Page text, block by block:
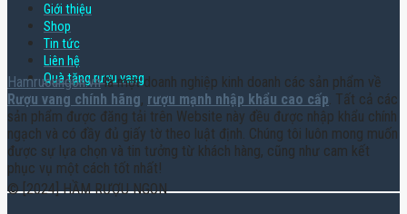
Giới thiệu
Shop
Tin tức
Liên hệ
Quà tặng rượu vang
Hamruoungon.vnlà một doanh nghiệp kinh doanh các sản phẩm về
Rượu vang chính hãng, rượu mạnh nhập khẩu cao cấp. Tất cả các
sản phẩm được đăng tải trên Website này đều được nhập khẩu chính
ngạch và có đầy đủ giấy tờ theo luật định. Chúng tôi luôn mong muốn
được sự lựa chọn và tin tưởng từ khách hàng, cũng như cam kết
phục vụ một cách tốt nhất!
© [2024] HẦM RƯỢU NGON